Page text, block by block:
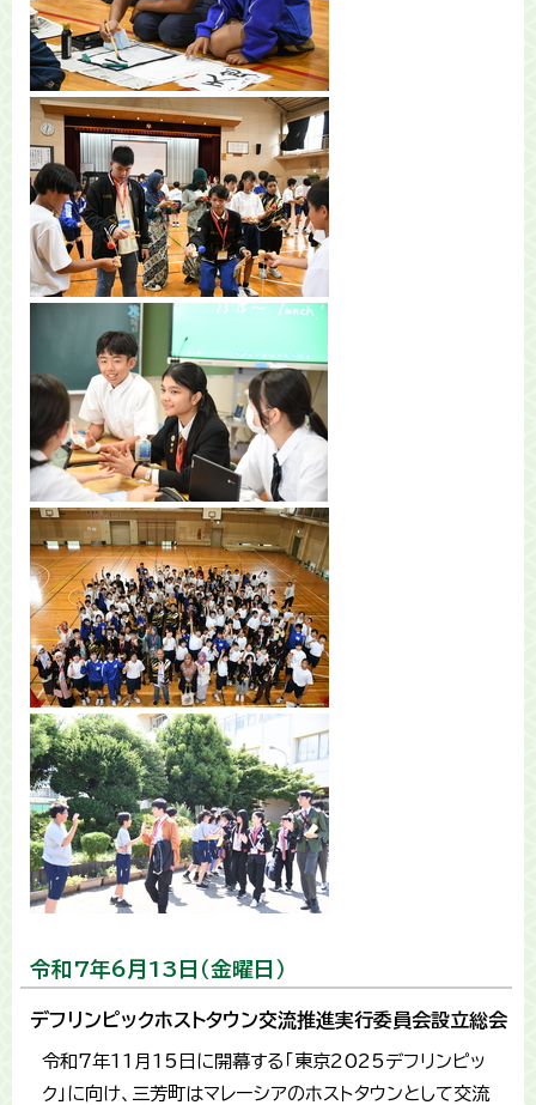
令和7年6月13日（金曜日）
デフリンピックホストタウン交流推進実行委員会設立総会
令和7年11月15日に開幕する「東京2025デフリンピッ
ク」に向け、三芳町はマレーシアのホストタウンとして交流